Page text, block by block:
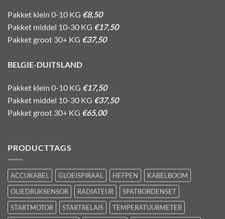
Pakket klein 0-10 KG €8,50
Pakket middel 10-30 KG €17,50
Pakket groot 30+ KG €37,50
BELGIE-DUITSLAND
Pakket klein 0-10 KG €17,50
Pakket middel 10-30 KG €37,50
Pakket groot 30+ KG €65,00
PRODUCTTAGS
ACCUKABEL GLOEISPIRAAL HEFPEN
KABELBOOM
OLIEDRUKSENSOR
RADIATEUR
SPATBORDENSET
STARTMOTOR
STARTRELAIS
TEMPERATUURMETER